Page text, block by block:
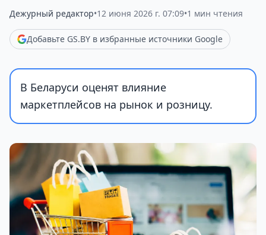
Дежурный редактор•12 июня 2026 г. 07:09•1 мин чтения
Добавьте GS.BY в избранные источники Google
В Беларуси оценят влияние
маркетплейсов на рынок и розницу.